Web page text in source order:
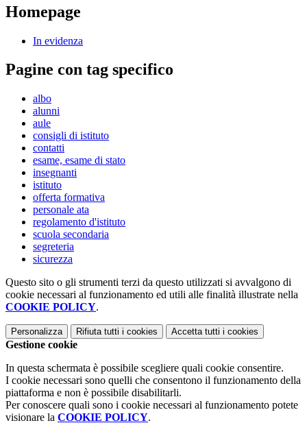
Homepage
In evidenza
Pagine con tag specifico
albo
alunni
aule
consigli di istituto
contatti
esame, esame di stato
insegnanti
istituto
offerta formativa
personale ata
regolamento d'istituto
scuola secondaria
segreteria
sicurezza
Questo sito o gli strumenti terzi da questo utilizzati si avvalgono di
cookie necessari al funzionamento ed utili alle finalità illustrate nella
COOKIE POLICY.
Personalizza Rifiuta tutti i cookies Accetta tutti i cookies
Gestione cookie
In questa schermata è possibile scegliere quali cookie consentire.
I cookie necessari sono quelli che consentono il funzionamento della
piattaforma e non è possibile disabilitarli.
Per conoscere quali sono i cookie necessari al funzionamento potete
visionare la COOKIE POLICY.